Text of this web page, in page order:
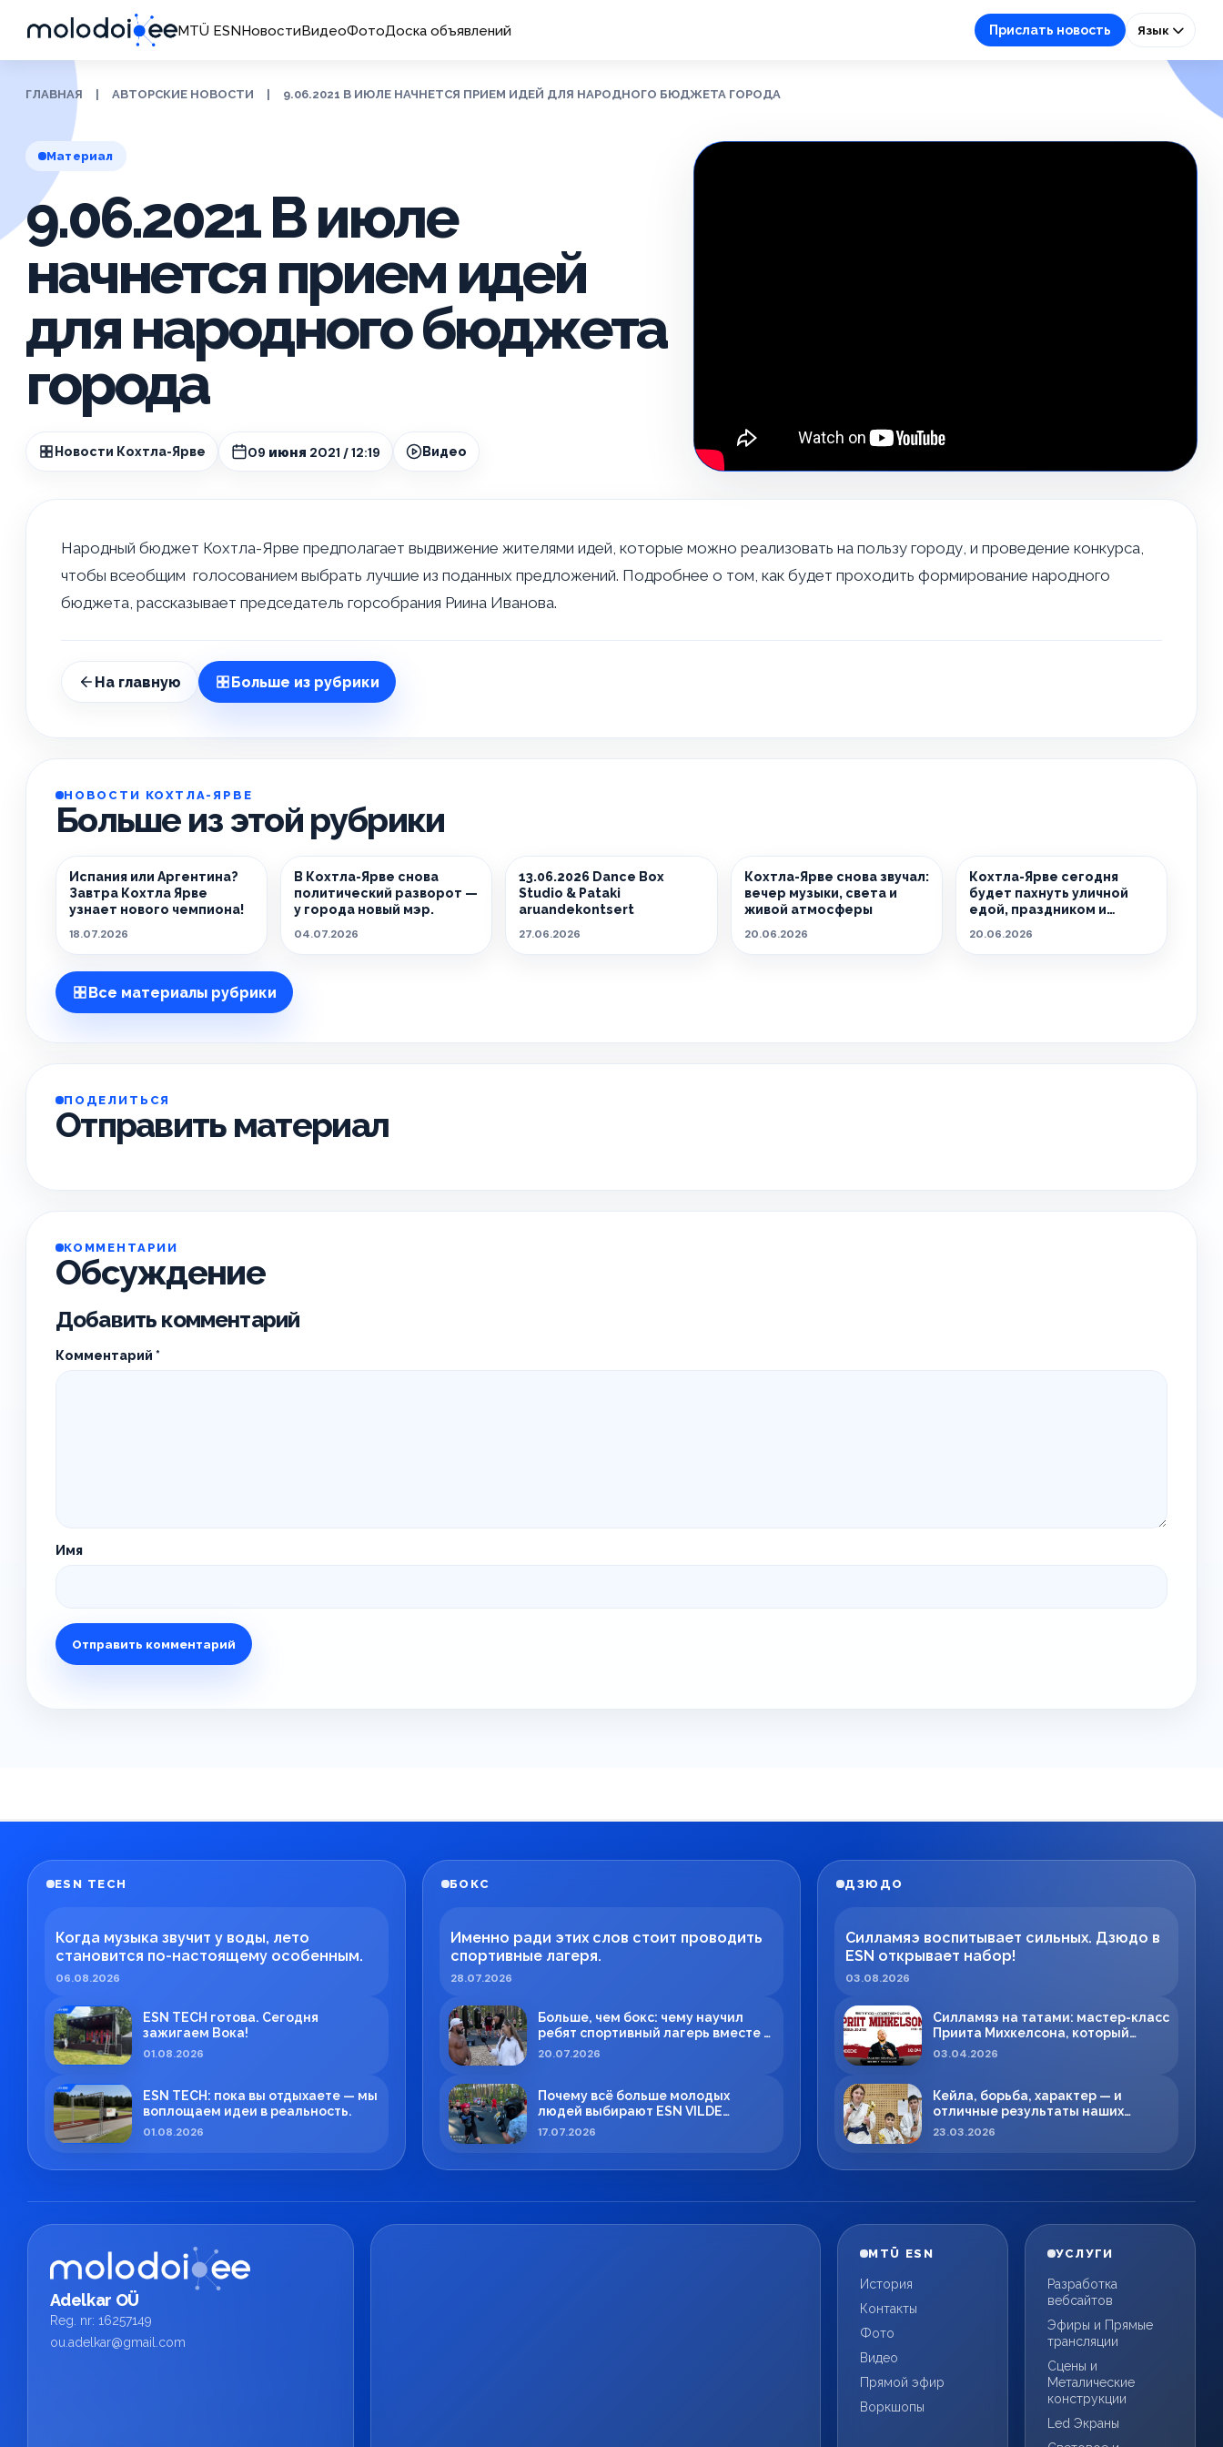
MTÜ ESNНовостиВидеоФотоДоска объявлений Прислать новость Язык
ГЛАВНАЯ АВТОРСКИЕ НОВОСТИ 9.06.2021 В ИЮЛЕ НАЧНЕТСЯ ПРИЕМ ИДЕЙ ДЛЯ НАРОДНОГО БЮДЖЕТА ГОРОДА
Материал
9.06.2021 В июле
начнется прием идей
для народного бюджета
города
Новости Кохтла-Ярве 09 июня 2021 / 12:19 Видео
Народный бюджет Кохтла-Ярве предполагает выдвижение жителями идей, которые можно реализовать на пользу городу, и проведение конкурса,
чтобы всеобщим голосованием выбрать лучшие из поданных предложений. Подробнее о том, как будет проходить формирование народного
бюджета, рассказывает председатель горсобрания Риина Иванова.
На главную Больше из рубрики
НОВОСТИ КОХТЛА-ЯРВЕ
Больше из этой рубрики
Испания или Аргентина?
Завтра Кохтла Ярве
узнает нового чемпиона!
18.07.2026
В Кохтла-Ярве снова
политический разворот —
у города новый мэр.
04.07.2026
13.06.2026 Dance Box
Studio & Pataki
aruandekontsert
27.06.2026
Кохтла-Ярве снова звучал:
вечер музыки, света и
живой атмосферы
20.06.2026
Кохтла-Ярве сегодня
будет пахнуть уличной
едой, праздником и
20.06.2026
Все материалы рубрики
ПОДЕЛИТЬСЯ
Отправить материал
КОММЕНТАРИИ
Обсуждение
Добавить комментарий
Комментарий *
Имя
ESN TECH
Когда музыка звучит у воды, лето
становится по-настоящему особенным.
06.08.2026
ESN TECH готова. Сегодня
зажигаем Вока!
01.08.2026
ESN TECH: пока вы отдыхаете — мы
воплощаем идеи в реальность.
01.08.2026
БОКС
Именно ради этих слов стоит проводить
спортивные лагеря.
28.07.2026
Больше, чем бокс: чему научил
ребят спортивный лагерь вместе с
Максимом Вильде
20.07.2026
Почему всё больше молодых
людей выбирают ESN VILDE
BOXING в Силламяэ?
17.07.2026
ДЗЮДО
Силламяэ воспитывает сильных. Дзюдо в
ESN открывает набор!
03.08.2026
Силламяэ на татами: мастер-класс
Приита Михкелсона, который
меняет правила игры в регионе
03.04.2026
Кейла, борьба, характер — и
отличные результаты наших
спортсменов!
23.03.2026
Adelkar OÜ
Reg. nr: 16257149
ou.adelkar@gmail.com
MTÜ ESN
История
Контакты
Фото
Видео
Прямой эфир
Воркшопы
УСЛУГИ
Разработка
вебсайтов
Эфиры и Прямые
трансляции
Сцены и
Металические
конструкции
Led Экраны